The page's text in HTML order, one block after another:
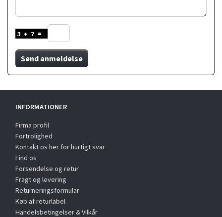
Send anmeldelse
INFORMATIONER
Firma profil
Fortrolighed
Kontakt os her for hurtigt svar
Find os
Forsendelse og retur
Fragt og levering
Returneringsformular
Køb af returlabel
Handelsbetingelser & Vilkår